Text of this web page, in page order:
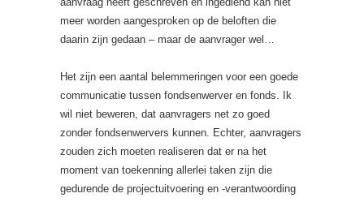
meer worden aangesproken op de beloften die
daarin zijn gedaan – maar de aanvrager wel…
Het zijn een aantal belemmeringen voor een goede
communicatie tussen fondsenwerver en fonds. Ik
wil niet beweren, dat aanvragers net zo goed
zonder fondsenwervers kunnen. Echter, aanvragers
zouden zich moeten realiseren dat er na het
moment van toekenning allerlei taken zijn die
gedurende de projectuitvoering en -verantwoording